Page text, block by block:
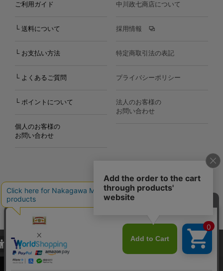
ご利用ガイド
└ 送料について
└ お支払い方法
└ よくあるご質問
└ ポイントについて
個人のお客様の
お問い合わせ
中川政七商店について
採用情報
特定商取引法の表記
プライバシーポリシー
法人のお客様の
お問い合わせ
Copyright©2000
Nakagawa Masashichi Shoten All Rights Reserved.
当サイトでは、当サイト内における閲覧履歴・属性情報などの取得およ
び利便性向上のためにクッキー（Cookie）を使用いたします。詳細に
関しては「プライバシーポリシー